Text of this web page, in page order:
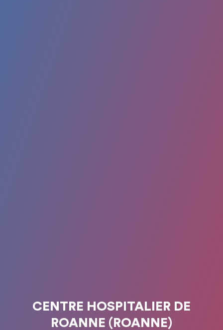
CENTRE HOSPITALIER DE
ROANNE (ROANNE)